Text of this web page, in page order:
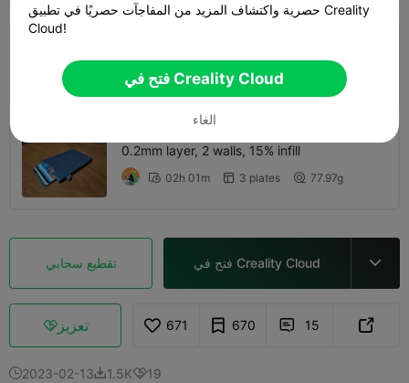
 01h 41m  1 plates
0.2mm layer, 2 walls, 15% infill
 02h 01m  3 plates  77.97g
تقطيع سحابي فتح في Creality Cloud 
تعزيز 671 670  15 
2023-02-131.5K19
حصرية واكتشاف المزيد من المفاجآت حصريًا في تطبيق Creality
Cloud!
فتح في Creality Cloud
الغاء